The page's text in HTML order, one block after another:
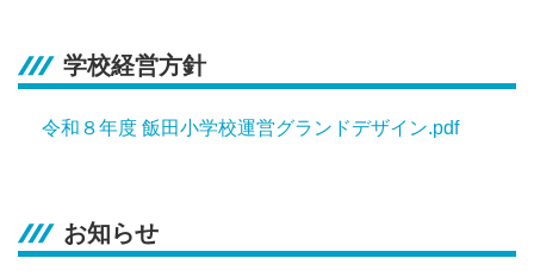
学校経営方針
令和８年度 飯田小学校運営グランドデザイン.pdf
お知らせ